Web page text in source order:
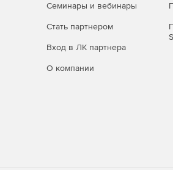
Семинары и вебинары
Стать партнером
Вход в ЛК партнера
О компании